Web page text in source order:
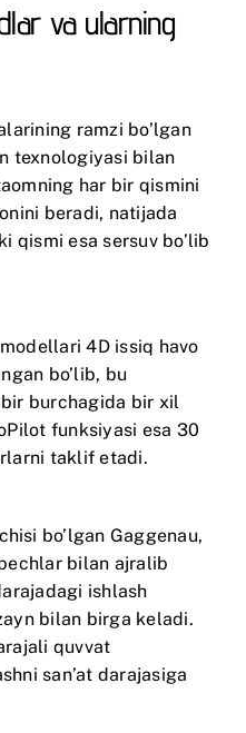
va ularning
ramzi bo’lgan
texnologiyasi bilan
har bir qismini
beradi, natijada
qismi esa sersuv bo’lib
4D issiq havo
bo’lib, bu
burchagida bir xil
funksiyasi esa 30
taklif etadi.
bo’lgan Gaggenau,
bilan ajralib
ishlash
bilan birga keladi.
quvvat
san’at darajasiga